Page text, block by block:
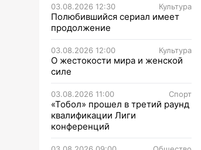
03.08.2026 12:30 Культура
Полюбившийся сериал имеет
продолжение
03.08.2026 12:00 Культура
О жестокости мира и женской
силе
03.08.2026 11:00 Спорт
«Тобол» прошел в третий раунд
квалификации Лиги
конференций